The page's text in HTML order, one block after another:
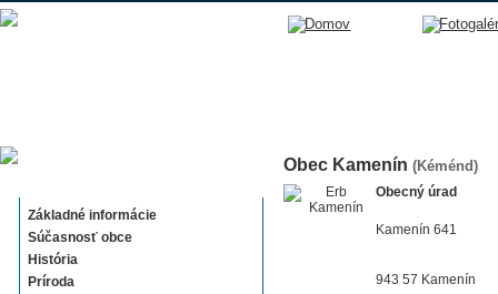
Základné informácie
Súčasnosť obce
História
Príroda
Obec Kamenín (Kéménd)
Obecný úrad
Kamenín 641
943 57 Kamenín